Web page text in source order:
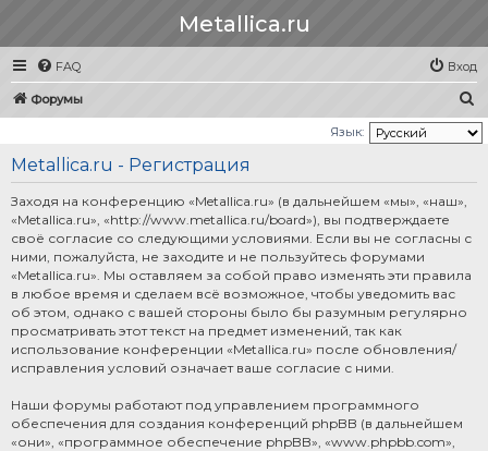
Metallica.ru
FAQ Вход
Форумы
о
Язык:
Metallica.ru - Регистрация
Заходя на конференцию «Metallica.ru» (в дальнейшем «мы», «наш»,
«Metallica.ru», «http://www.metallica.ru/board»), вы подтверждаете
своё согласие со следующими условиями. Если вы не согласны с
ними, пожалуйста, не заходите и не пользуйтесь форумами
«Metallica.ru». Мы оставляем за собой право изменять эти правила
в любое время и сделаем всё возможное, чтобы уведомить вас
об этом, однако с вашей стороны было бы разумным регулярно
просматривать этот текст на предмет изменений, так как
использование конференции «Metallica.ru» после обновления/
исправления условий означает ваше согласие с ними.
Наши форумы работают под управлением программного
обеспечения для создания конференций phpBB (в дальнейшем
«они», «программное обеспечение phpBB», «www.phpbb.com»,